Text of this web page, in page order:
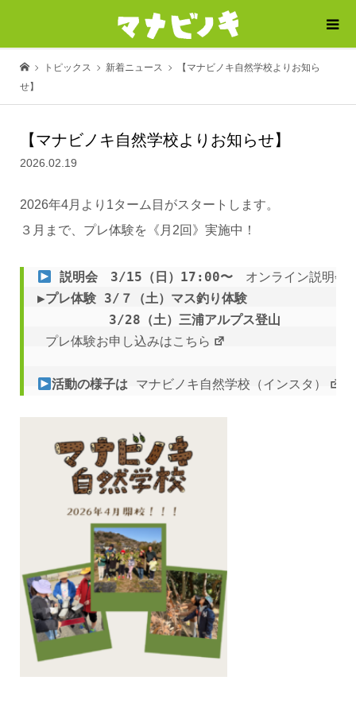
トピックス 新着ニュース
【マナビノキ自然学校よりお知ら
せ】
【マナビノキ自然学校よりお知らせ】
2026.02.19
2026年4月より1ターム目がスタートします。
３月まで、プレ体験を《月2回》実施中！
説明会　3/15（日）17:00〜 オンライン説明会
▶︎プレ体験 3/７（土） マス釣り体験
3/28（土）三浦アルプス登山
プレ体験お申し込みはこちら
活動の様子は マナビノキ自然学校（インスタ）